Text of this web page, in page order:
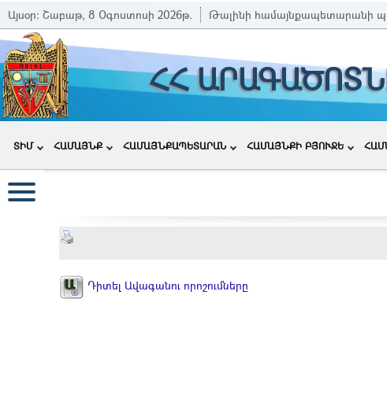
Այսօր: Շաբաթ, 8 Օգոստոսի 2026թ. Թալինի համայնքապետարանի
ՀՀ
ՏԻՄ ՀԱՄԱՅՆՔ ՀԱՄԱՅՆՔԱՊԵՏԱՐԱՆ ՀԱՄԱՅՆՔԻ ԲՅՈՒՋԵ
Դիտել Ավագանու որոշումները